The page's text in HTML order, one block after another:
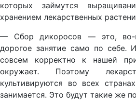
которых займутся
хранением лекарственных
— Сбор дикоросов — это, во-
дорогое занятие само по себе.
совсем корректно к нашей
окружает. Поэтому
культивируются во всех
занимается. Это будут такие же